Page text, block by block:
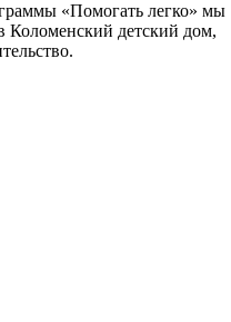
«Помогать легко» мы
Коломенский детский дом,